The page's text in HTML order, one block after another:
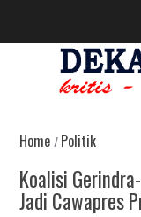
Home/Politik
Koalisi
Jadi Cawapres